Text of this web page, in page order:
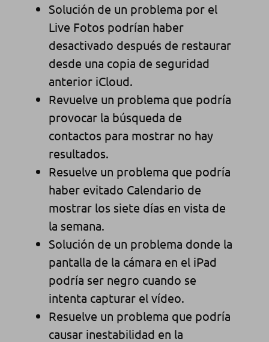
Solución de un problema por el
Live Fotos podrían haber
desactivado después de restaurar
desde una copia de seguridad
anterior iCloud.
Revuelve un problema que podría
provocar la búsqueda de
contactos para mostrar no hay
resultados.
Resuelve un problema que podría
haber evitado Calendario de
mostrar los siete días en vista de
la semana.
Solución de un problema donde la
pantalla de la cámara en el iPad
podría ser negro cuando se
intenta capturar el vídeo.
Resuelve un problema que podría
causar inestabilidad en la